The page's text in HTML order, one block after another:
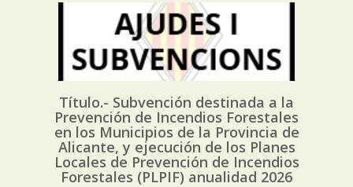
Título.- Subvención destinada a la
Prevención de Incendios Forestales
en los Municipios de la Provincia de
Alicante, y ejecución de los Planes
Locales de Prevención de Incendios
Forestales (PLPIF) anualidad 2026